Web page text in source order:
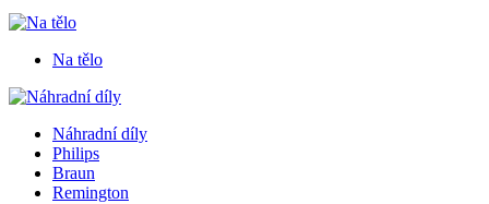
Na tělo
Náhradní díly
Philips
Braun
Remington